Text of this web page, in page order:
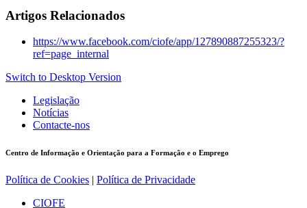
Artigos Relacionados
https://www.facebook.com/ciofe/app/127890887255323/?
ref=page_internal
Switch to Desktop Version
Legislação
Notícias
Contacte-nos
Centro de Informação e Orientação para a Formação e o Emprego
Política de Cookies | Política de Privacidade
CIOFE